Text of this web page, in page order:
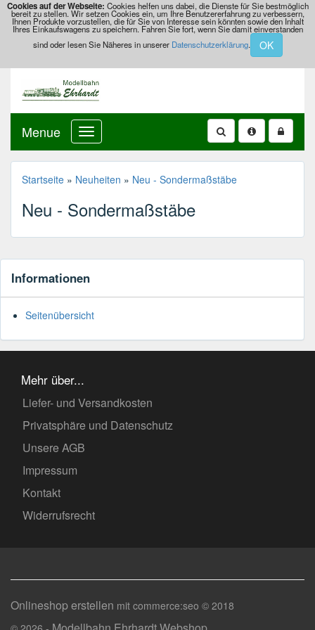
Cookies auf der Webseite: Cookies helfen uns dabei, die Dienste für Sie bestmöglich
bereit zu stellen. Wir setzen Cookies ein, um Ihre Benutzererfahrung zu verbessern,
Ihnen Produkte vorzustellen, die für Sie von Interesse sein könnten sowie den Inhalt
Ihres Einkaufswagens zu speichern. Fahren Sie fort, wenn Sie damit einverstanden
sind oder lesen Sie Näheres in unserer Datenschutzerklärung. OK
Menue
Startseite » Neuheiten » Neu - Sondermaßstäbe
Neu - Sondermaßstäbe
Informationen
Seitenübersicht
Mehr über...
Liefer- und Versandkosten
Privatsphäre und Datenschutz
Unsere AGB
Impressum
Kontakt
Widerrufsrecht
Onlineshop erstellen mit commerce:seo © 2018